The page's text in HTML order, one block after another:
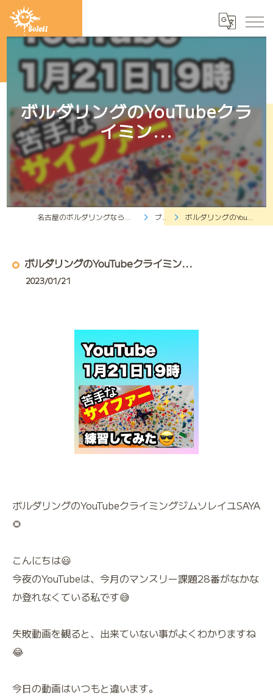
ボルダリングのYouTubeクラ
イミン...
ブログ ボルダリングのYouTubeクライミン...
ボルダリングのYouTubeクライミン...
2023/01/21
ボルダリングのYouTubeクライミングジムソレイユSAYA
🌻
こんにちは😃
今夜のYouTubeは、今月のマンスリー課題28番がなかな
か登れなくている私です😅
失敗動画を観ると、出来ていない事がよくわかりますね
😂
今日の動画はいつもと違います。